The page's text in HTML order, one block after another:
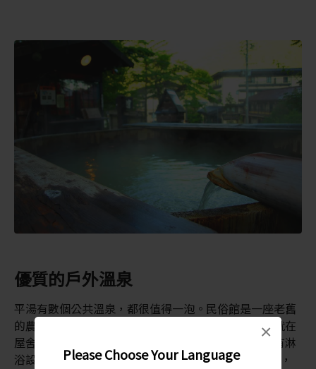
Please Choose Your Language
×
優質的戶外溫泉
平湯有數個公共溫泉，都很值得一泡。民俗館是一座老舊
的農舍，後改為鄉村生活主題的博物館。這裡的浴池就在
屋舍後面。浴池位於森林之中，有分男女湯；但是沒有淋
浴設備。往山上走 10 分鐘，離開鎮上後，就是神之湯，